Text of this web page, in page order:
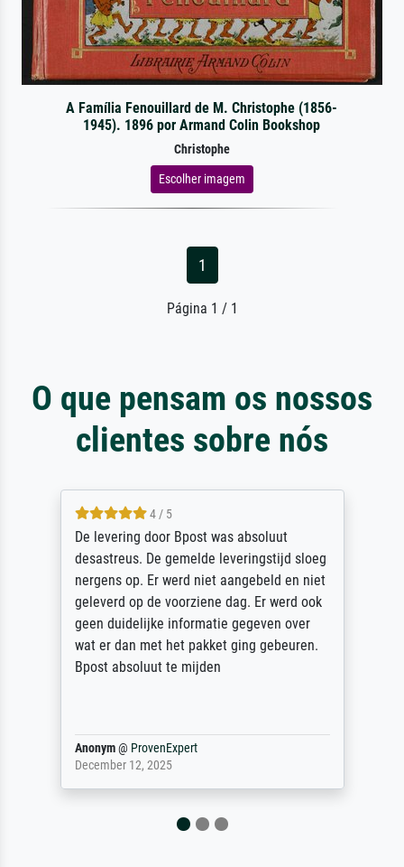
A Família Fenouillard de M. Christophe (1856-
1945). 1896 por Armand Colin Bookshop
Christophe
Escolher imagem
1
Página 1 / 1
O que pensam os nossos
clientes sobre nós
4 / 5
De levering door Bpost was absoluut
desastreus. De gemelde leveringstijd sloeg
nergens op. Er werd niet aangebeld en niet
geleverd op de voorziene dag. Er werd ook
geen duidelijke informatie gegeven over
wat er dan met het pakket ging gebeuren.
Bpost absoluut te mijden
Anonym@ProvenExpert
December 12, 2025